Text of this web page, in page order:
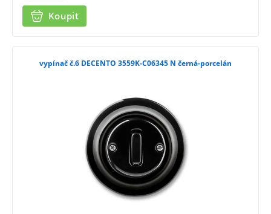
Koupit
vypínač č.6 DECENTO 3559K-C06345 N černá-porcelán